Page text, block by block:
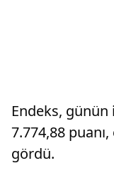
Endeks, günün
7.774,88
gördü.